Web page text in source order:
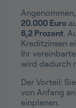
20.000 Euro
6,2 Prozent.
Kreditzinsen
Ihr
wird dadurch
Der Vorteil:
von Anfang
einplanen.